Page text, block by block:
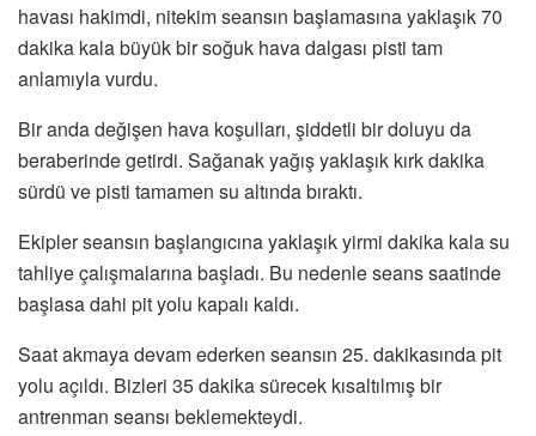
havası hakimdi, nitekim seansın başlamasına yaklaşık 70
dakika kala büyük bir soğuk hava dalgası pisti tam
anlamıyla vurdu.
Bir anda değişen hava koşulları, şiddetli bir doluyu da
beraberinde getirdi. Sağanak yağış yaklaşık kırk dakika
sürdü ve pisti tamamen su altında bıraktı.
Ekipler seansın başlangıcına yaklaşık yirmi dakika kala su
tahliye çalışmalarına başladı. Bu nedenle seans saatinde
başlasa dahi pit yolu kapalı kaldı.
Saat akmaya devam ederken seansın 25. dakikasında pit
yolu açıldı. Bizleri 35 dakika sürecek kısaltılmış bir
antrenman seansı beklemekteydi.